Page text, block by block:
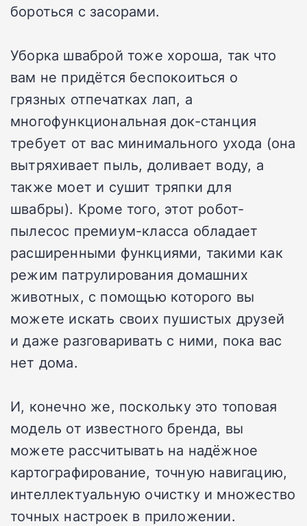
бороться с засорами.
Уборка шваброй тоже хороша, так что
вам не придётся беспокоиться о
грязных отпечатках лап, а
многофункциональная док-станция
требует от вас минимального ухода (она
вытряхивает пыль, доливает воду, а
также моет и сушит тряпки для
швабры). Кроме того, этот робот-
пылесос премиум-класса обладает
расширенными функциями, такими как
режим патрулирования домашних
животных, с помощью которого вы
можете искать своих пушистых друзей
и даже разговаривать с ними, пока вас
нет дома.
И, конечно же, поскольку это топовая
модель от известного бренда, вы
можете рассчитывать на надёжное
картографирование, точную навигацию,
интеллектуальную очистку и множество
точных настроек в приложении.